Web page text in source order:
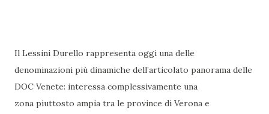
Il Lessini Durello rappresenta oggi una delle
denominazioni più dinamiche dell’articolato panorama delle
DOC Venete: interessa complessivamente una
zona piuttosto ampia tra le province di Verona e